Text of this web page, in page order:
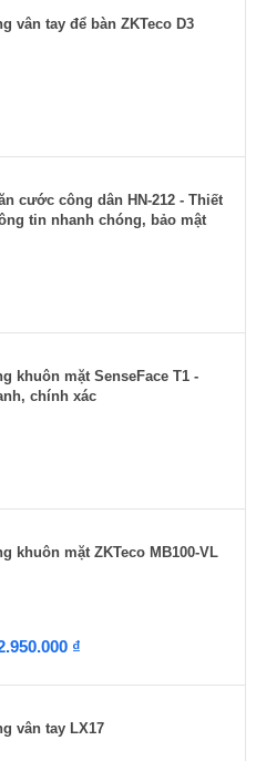
vân tay để bàn ZKTeco D3
cước công dân HN-212 - Thiết
tin nhanh chóng, bảo mật
khuôn mặt SenseFace T1 -
chính xác
khuôn mặt ZKTeco MB100-VL
₫
vân tay LX17